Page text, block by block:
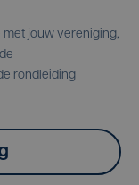
met jouw vereniging,
rondleiding